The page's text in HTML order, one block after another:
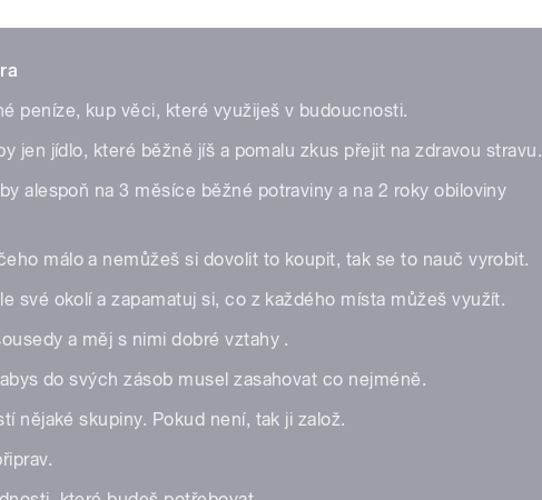
peníze, kup věci, které využiješ v budoucnosti.
jen jídlo, které běžně jíš a pomalu zkus přejit na zdravou stravu.
alespoň na 3 měsíce běžné potraviny a na 2 roky obiloviny
málo a nemůžeš si dovolit to koupit, tak se to nauč vyrobit.
své okolí a zapamatuj si, co z každého místa můžeš využít.
a měj s nimi dobré vztahy .
do svých zásob musel zasahovat co nejméně.
nějaké skupiny. Pokud není, tak ji založ.